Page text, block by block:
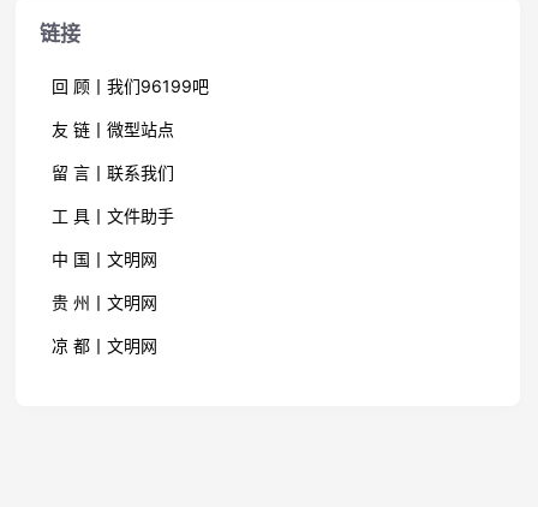
链接
回 顾丨我们96199吧
友 链丨微型站点
留 言丨联系我们
工 具丨文件助手
中 国丨文明网
贵 州丨文明网
凉 都丨文明网